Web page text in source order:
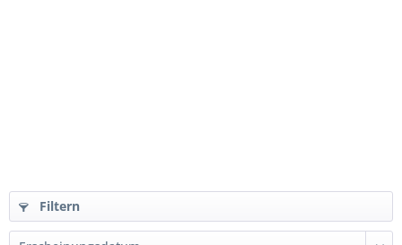
Filtern